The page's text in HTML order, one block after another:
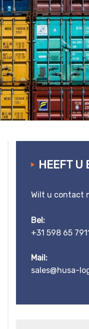
HEEFT U
Wilt u contact
Bel:
+31 598 65
Mail:
sales@husa-